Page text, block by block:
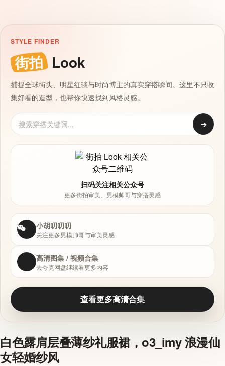
STYLE FINDER
街拍 Look
捕捉全球街头、明星红毯与时尚博主的真实穿搭瞬间。这里不只收
集好看的造型，也帮你快速找到风格灵感。
➔
扫码关注相关公众号
更多街拍审美、男模帅哥与穿搭灵感
小胡叨叨叨
关注更多男模帅哥与审美灵感
高清图集 / 视频合集
去夸克网盘继续看更多内容
查看更多高清合集
白色露肩层叠薄纱礼服裙，o3_imy 浪漫仙
女轻婚纱风